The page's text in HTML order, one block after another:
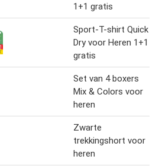
1+1 gratis
Sport-T-shirt Quick
Dry voor Heren 1+1
gratis
Set van 4 boxers
Mix & Colors voor
heren
Zwarte
trekkingshort voor
heren